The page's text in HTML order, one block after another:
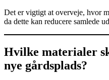
Det er vigtigt at overveje, hvor
da dette kan reducere samlede
Hvilke materialer
nye gårdsplads?